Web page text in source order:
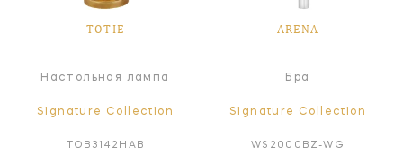
TOTIE
Настольная лампа
Signature Collection
TOB3142HAB
ARENA
Бра
Signature Collection
WS2000BZ-WG